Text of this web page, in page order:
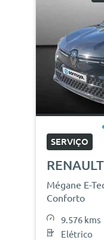
SERVIÇO
RENAULT
Mégane E-
Conforto
9.576 kms
Elétrico